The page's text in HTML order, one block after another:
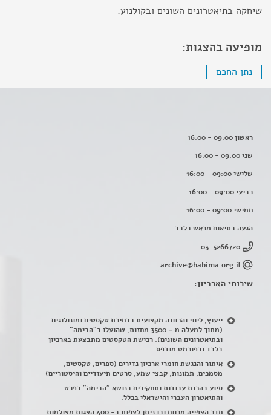
שיחקה בתיאטרונים השונים ובקולנוע.
מופיעה בהצגות:
נתן החכם
ראשון 09:00 - 16:00
שני 09:00 - 16:00
שלישי 09:00 - 16:00
רביעי 09:00 - 16:00
חמישי 09:00 - 16:00
הגעה בתיאום מראש בלבד
03-5266720
archive@habima.org.il
שירותי הארכיון:
ייעוץ, ליווי והכוונה מקצועית בבחירת טקסטים ומונולוגים
(מתוך למעלה מ – 3500 מחזות, שהועלו ב"הבימה"
ובתיאטרונים השונים). רכישת הטקסטים מתבצעת בארכיון
בלבד ובפורמט מודפס.
איתור והנגשת חומרי ארכיון נדירים (ספרים, טקסטים,
מסמכים, תמונות, קבצי שמע, סרטים תיעודיים והיסטוריים)
סיוע בהכנת עבודות ותחקירים בנושא "הבימה" בפרט
והתיאטרון העברי והישראלי בכלל.
חדר הצפייה מרווח ובו ניתן לצפות ב- 400 הצגות מצולמות